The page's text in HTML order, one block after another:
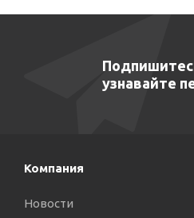
узнавайте
Компания
Новости